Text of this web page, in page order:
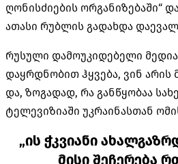
ღონისძიების ორგანიზებაში“
ათასი რუბლის გადახდა
რუსული დამოუკიდებელი მედია
დაყრდნობით ჰყვება, ვინ არის
და, ზოგადად, რა განწყობაა
ტელევიზიაში უკრაინასთან
„ის ჭკვიანი
მისი შეჩერება